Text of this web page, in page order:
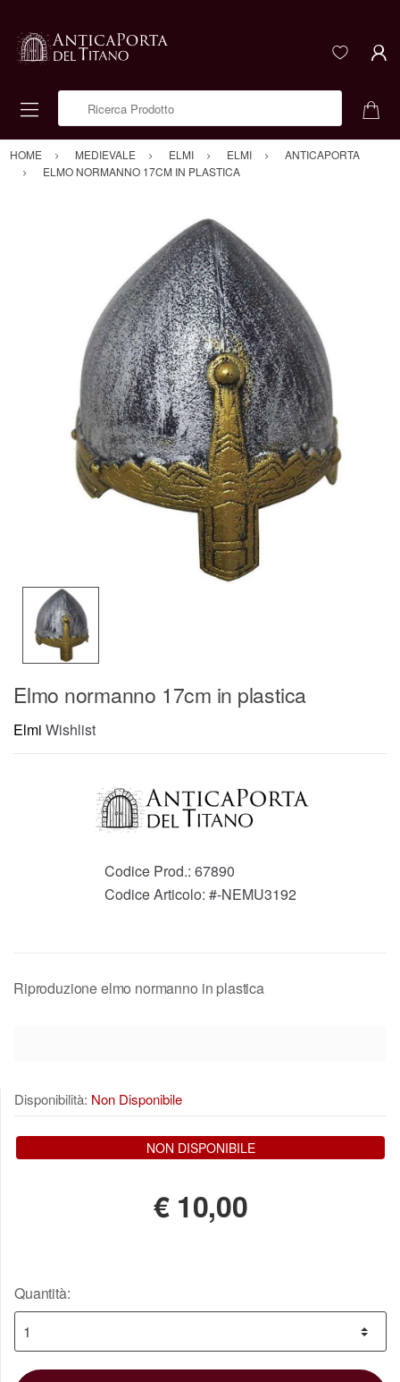
HOME MEDIEVALE ELMI ELMI
ANTICAPORTA
ELMO NORMANNO 17CM IN PLASTICA
Elmo normanno 17cm in plastica
Elmi Wishlist
Codice Prod.: 67890
Codice Articolo: #-NEMU3192
Riproduzione elmo normanno in plastica
Disponibilità: Non Disponibile
NON DISPONIBILE
€ 10,00
Quantità: